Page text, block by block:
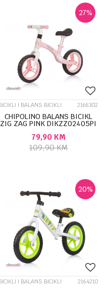
27%
I BALANS BICIKLI 2166302
CHIPOLINO BALANS BICIKL
ZIG ZAG PINK DIKZZ02405PI
79,90 KM
109,90KM
20%
I BALANS BICIKLI 2164210